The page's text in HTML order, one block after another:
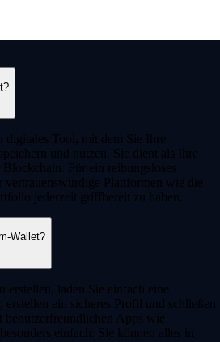
digitales Tool, mit dem Sie Ihre
und nutzen. Sie dient als Ihre
Für ein reibungsloses
vertrauenswürdige Plattformen wie die
jederzeit griffbereit zu haben.
Wallet?
erstellen, laden Sie einfach eine
erstellen ein sicheres Profil und schließen
Apps wie
einfach: Sie können alles in